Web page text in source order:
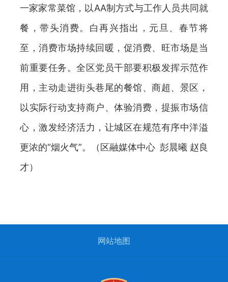
一家家常菜馆，以AA制方式与工作人员共同就
餐，带头消费。白再兴指出，元旦、春节将
至，消费市场持续回暖，促消费、旺市场是当
前重要任务。全区党员干部要积极发挥示范作
用，主动走进街头巷尾的餐馆、商超、景区，
以实际行动支持商户、体验消费，提振市场信
心，激发经济活力，让城区在规范有序中洋溢
更浓的“烟火气”。（区融媒体中心 彭晨曦 赵良
才）
网站地图